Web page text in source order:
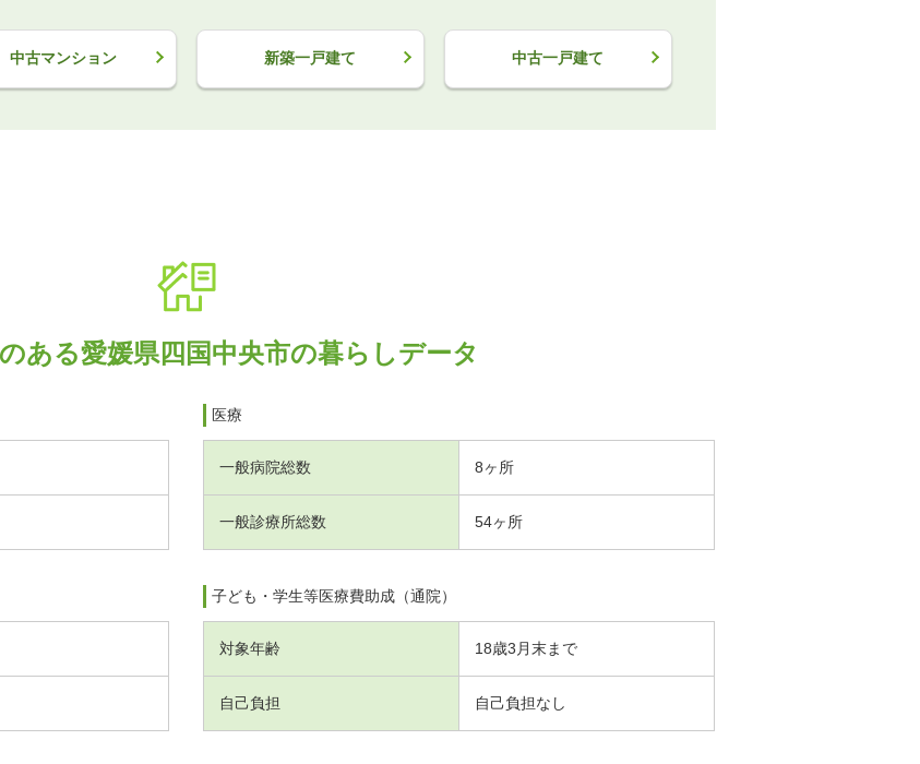
中古マンション 新築一戸建て 中古一戸建て
ある愛媛県四国中央市の暮らしデータ
医療
一般病院総数 8ヶ所
一般診療所総数 54ヶ所
子ども・学生等医療費助成（通院）
対象年齢 18歳3月末まで
自己負担 自己負担なし